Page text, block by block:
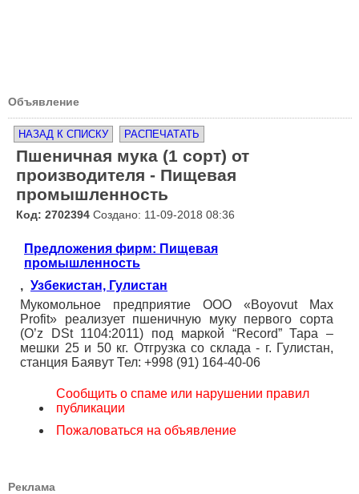
Объявление
НАЗАД К СПИСКУ РАСПЕЧАТАТЬ
Пшеничная мука (1 сорт) от
производителя - Пищевая
промышленность
Код: 2702394 Создано: 11-09-2018 08:36
Предложения фирм: Пищевая
промышленность
, Узбекистан, Гулистан
Мукомольное предприятие ООО «Boyovut Max
Profit» реализует пшеничную муку первого сорта
(O’z DSt 1104:2011) под маркой “Record” Тара –
мешки 25 и 50 кг. Отгрузка со склада - г. Гулистан,
станция Баявут Тел: +998 (91) 164-40-06
Сообщить о спаме или нарушении правил
публикации
Пожаловаться на объявление
Реклама